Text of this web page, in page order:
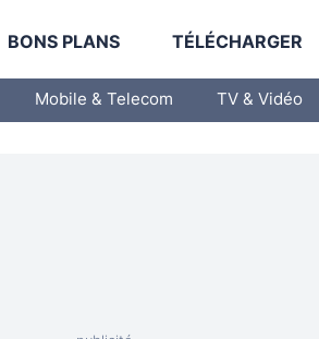
BONS PLANS TÉLÉCHARGER
Mobile & Telecom TV & Vidéo